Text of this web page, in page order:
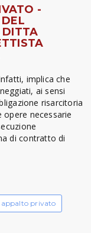
-
DITTA
implica che
ai sensi
risarcitoria
necessarie
di contratto di
appalto privato